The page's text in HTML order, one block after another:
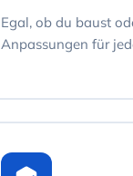
Egal, ob du baust
Anpassungen für